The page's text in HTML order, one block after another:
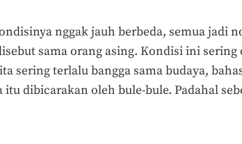
nggak jauh berbeda, semua jadi
sama orang asing. Kondisi ini sering
sering terlalu bangga sama budaya,
dibicarakan oleh bule-bule. Padahal